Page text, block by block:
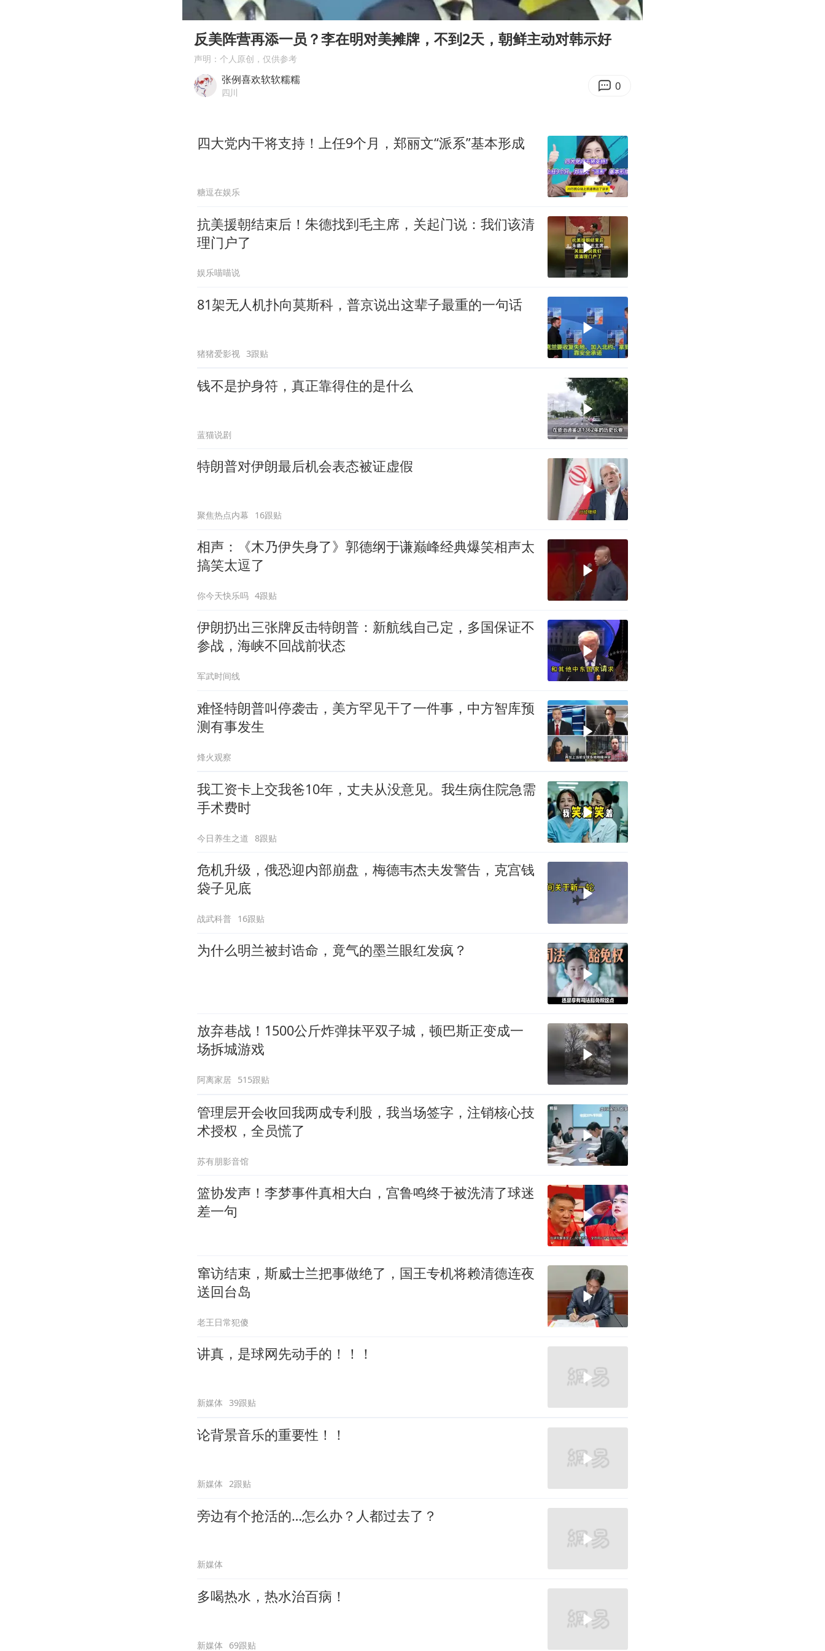
胜宏科技：股票交易异常波动
美股存储板块集体大跌
夯实基础开新局
Play
00:00 08:16
Enter
反美阵营再添一员？李在明对美摊牌，不到2天，朝鲜主动对韩示好
声明：个人原创，仅供参考
张例喜欢软软糯糯
四川 0
四大党内干将支持！上任9个月，郑丽文“派系”基本形成
糖逗在娱乐
抗美援朝结束后！朱德找到毛主席，关起门说：我们该清
理门户了
娱乐喵喵说
81架无人机扑向莫斯科，普京说出这辈子最重的一句话
猪猪爱影视 3跟贴
钱不是护身符，真正靠得住的是什么
蓝猫说剧
特朗普对伊朗最后机会表态被证虚假
聚焦热点内幕 16跟贴
相声：《木乃伊失身了》郭德纲于谦巅峰经典爆笑相声太
搞笑太逗了
你今天快乐吗 4跟贴
伊朗扔出三张牌反击特朗普：新航线自己定，多国保证不
参战，海峡不回战前状态
军武时间线
难怪特朗普叫停袭击，美方罕见干了一件事，中方智库预
测有事发生
烽火观察
我工资卡上交我爸10年，丈夫从没意见。我生病住院急需
手术费时
今日养生之道 8跟贴
危机升级，俄恐迎内部崩盘，梅德韦杰夫发警告，克宫钱
袋子见底
战武科普 16跟贴
为什么明兰被封诰命，竟气的墨兰眼红发疯？
放弃巷战！1500公斤炸弹抹平双子城，顿巴斯正变成一
场拆城游戏
阿离家居 515跟贴
管理层开会收回我两成专利股，我当场签字，注销核心技
术授权，全员慌了
苏有朋影音馆
篮协发声！李梦事件真相大白，宫鲁鸣终于被洗清了球迷
差一句
窜访结束，斯威士兰把事做绝了，国王专机将赖清德连夜
送回台岛
老王日常犯傻
讲真，是球网先动手的！！！
新媒体 39跟贴
论背景音乐的重要性！！
新媒体 2跟贴
旁边有个抢活的…怎么办？人都过去了？
新媒体
多喝热水，热水治百病！
新媒体 69跟贴